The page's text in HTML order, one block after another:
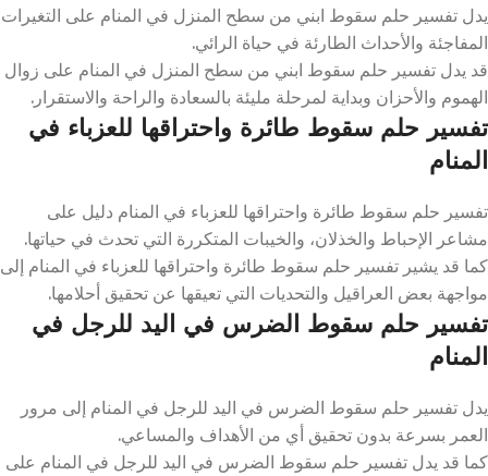
يدل تفسير حلم سقوط ابني من سطح المنزل في المنام على التغيرات
المفاجئة والأحداث الطارئة في حياة الرائي.
قد يدل تفسير حلم سقوط ابني من سطح المنزل في المنام على زوال
الهموم والأحزان وبداية لمرحلة مليئة بالسعادة والراحة والاستقرار.
تفسير حلم سقوط طائرة واحتراقها للعزباء في
المنام
تفسير حلم سقوط طائرة واحتراقها للعزباء في المنام دليل على
مشاعر الإحباط والخذلان، والخيبات المتكررة التي تحدث في حياتها.
كما قد يشير تفسير حلم سقوط طائرة واحتراقها للعزباء في المنام إلى
مواجهة بعض العراقيل والتحديات التي تعيقها عن تحقيق أحلامها.
تفسير حلم سقوط الضرس في اليد للرجل في
المنام
يدل تفسير حلم سقوط الضرس في اليد للرجل في المنام إلى مرور
العمر بسرعة بدون تحقيق أي من الأهداف والمساعي.
كما قد يدل تفسير حلم سقوط الضرس في اليد للرجل في المنام على